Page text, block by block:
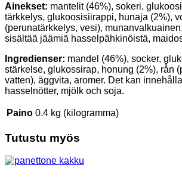
Ainekset: mantelit (46%), sokeri,
tärkkelys, glukoosisiirappi, hunaja (2%),
(perunatärkkelys, vesi),
sisältää jäämiä hasselpähkinöistä,
Ingredienser: mandel (46%), socker,
stärkelse, glukossirap, honung (2%), rån
vatten), äggvita, aromer. Det kan
hasselnötter, mjölk och soja.
Paino 0.4 kg (kilogramma)
Tutustu myös